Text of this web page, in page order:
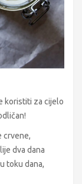
koristiti za cijelo
crvene,
dva dana
toku dana,